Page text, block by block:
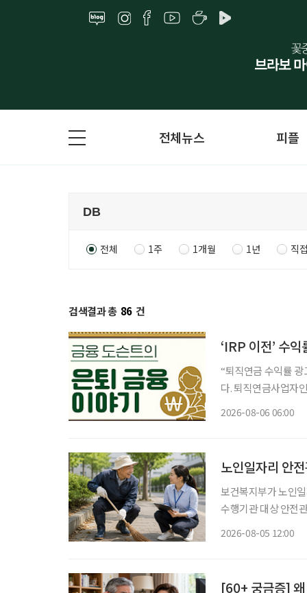
전체뉴스 피플
전체 1주 1개월 1년 직
검색결과 총 86 건
‘IRP 이전’ 수익
“퇴직연금 수익률 광고가 많
다. 퇴직연금사업자
2026-08-06 06:00
노인일자리 안
보건복지부가 노인
수행기관 대상 안전
2026-08-05 12:00
[60+ 궁금증] 왜